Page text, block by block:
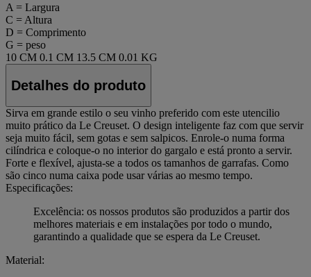
A = Largura
C = Altura
D = Comprimento
G = peso
10 CM 0.1 CM 13.5 CM 0.01 KG
Detalhes do produto
Sirva em grande estilo o seu vinho preferido com este utencilio
muito prático da Le Creuset. O design inteligente faz com que servir
seja muito fácil, sem gotas e sem salpicos. Enrole-o numa forma
cilíndrica e coloque-o no interior do gargalo e está pronto a servir.
Forte e flexível, ajusta-se a todos os tamanhos de garrafas. Como
são cinco numa caixa pode usar várias ao mesmo tempo.
Especificações:
Excelência: os nossos produtos são produzidos a partir dos
melhores materiais e em instalações por todo o mundo,
garantindo a qualidade que se espera da Le Creuset.
Material: